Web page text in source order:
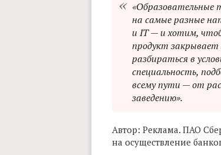
«Образовательные
на самые разные
и IT — и хотим,
продукт
разбираться в
специальность,
всему пути — от
заведению».
Автор: Реклама. ПАО
на осуществление